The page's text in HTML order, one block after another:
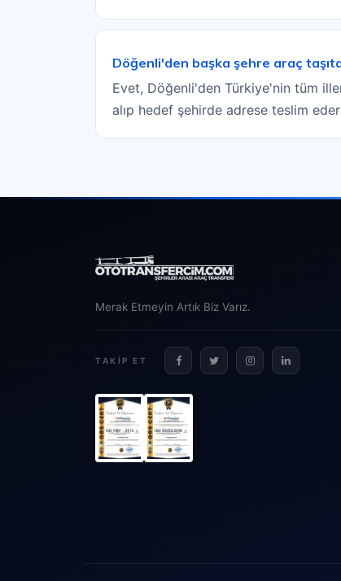
Döğenli'den başka şehre araç
Evet, Döğenli'den Türkiye'nin tüm
alıp hedef şehirde adrese teslim
Merak Etmeyin Artık Biz Varız.
TAKIP ET